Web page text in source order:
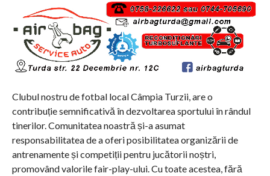
Clubul nostru de fotbal local Câmpia Turzii, are o
contribuție semnificativă în dezvoltarea sportului în rândul
tinerilor. Comunitatea noastră și-a asumat
responsabilitatea de a oferi posibilitatea organizării de
antrenamente și competiții pentru jucătorii noștri,
promovând valorile fair-play-ului. Cu toate acestea, fără